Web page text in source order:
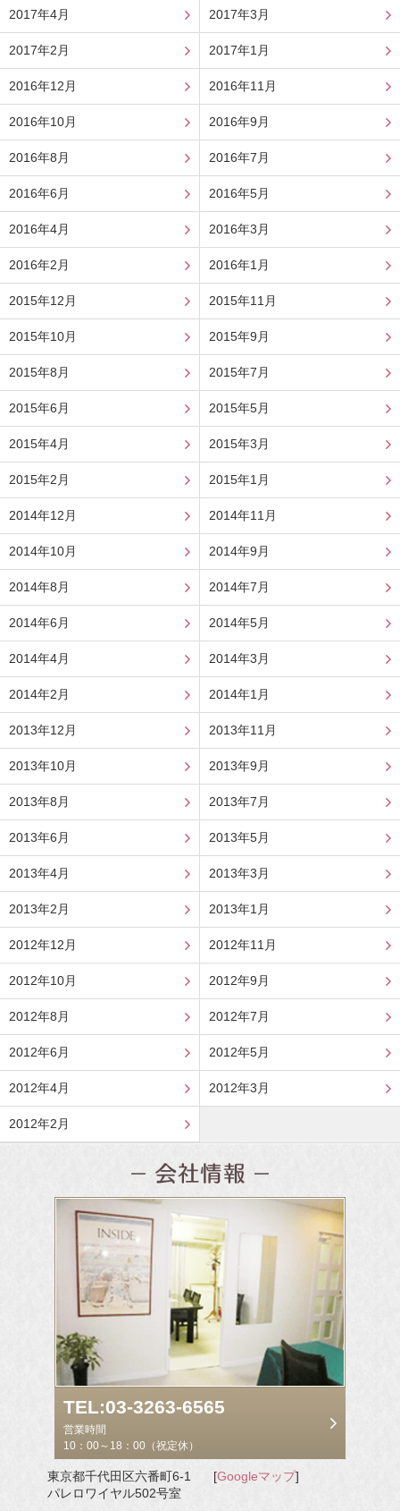
2017年4月 2017年3月
2017年2月 2017年1月
2016年12月 2016年11月
2016年10月 2016年9月
2016年8月 2016年7月
2016年6月 2016年5月
2016年4月 2016年3月
2016年2月 2016年1月
2015年12月 2015年11月
2015年10月 2015年9月
2015年8月 2015年7月
2015年6月 2015年5月
2015年4月 2015年3月
2015年2月 2015年1月
2014年12月 2014年11月
2014年10月 2014年9月
2014年8月 2014年7月
2014年6月 2014年5月
2014年4月 2014年3月
2014年2月 2014年1月
2013年12月 2013年11月
2013年10月 2013年9月
2013年8月 2013年7月
2013年6月 2013年5月
2013年4月 2013年3月
2013年2月 2013年1月
2012年12月 2012年11月
2012年10月 2012年9月
2012年8月 2012年7月
2012年6月 2012年5月
2012年4月 2012年3月
2012年2月
TEL:03-3263-6565
営業時間
10：00～18：00（祝定休）
東京都千代田区六番町6-1
パレロワイヤル502号室
[Googleマップ]